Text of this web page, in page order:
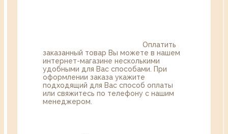
Оплатить
заказанный товар Вы можете в нашем
интернет-магазине несколькими
удобными для Вас способами. При
оформлении заказа укажите
подходящий для Вас способ оплаты
или свяжитесь по телефону с нашим
менеджером.